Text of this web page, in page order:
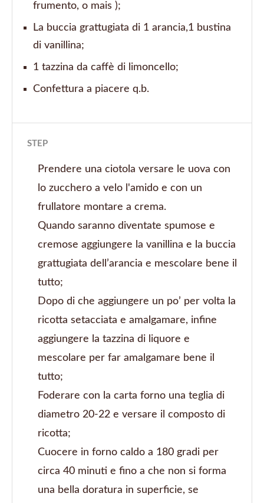
frumento, o mais );
La buccia grattugiata di 1 arancia,1 bustina
di vanillina;
1 tazzina da caffè di limoncello;
Confettura a piacere q.b.
STEP
Prendere una ciotola versare le uova con
lo zucchero a velo l'amido e con un
frullatore montare a crema.
Quando saranno diventate spumose e
cremose aggiungere la vanillina e la buccia
grattugiata dell’arancia e mescolare bene il
tutto;
Dopo di che aggiungere un po’ per volta la
ricotta setacciata e amalgamare, infine
aggiungere la tazzina di liquore e
mescolare per far amalgamare bene il
tutto;
Foderare con la carta forno una teglia di
diametro 20-22 e versare il composto di
ricotta;
Cuocere in forno caldo a 180 gradi per
circa 40 minuti e fino a che non si forma
una bella doratura in superficie, se